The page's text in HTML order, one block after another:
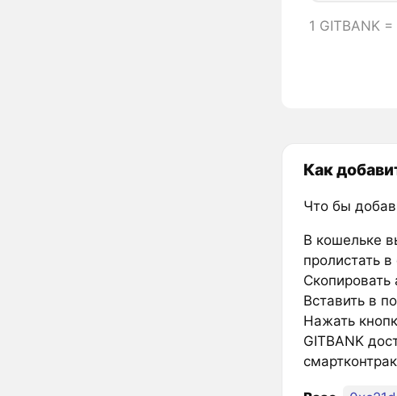
1 GITBANK
Как
Что бы
В кошельке
пролистать
Скопировать
Вставить в
Нажать
GITBANK